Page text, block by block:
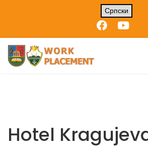
Српски
Hotel